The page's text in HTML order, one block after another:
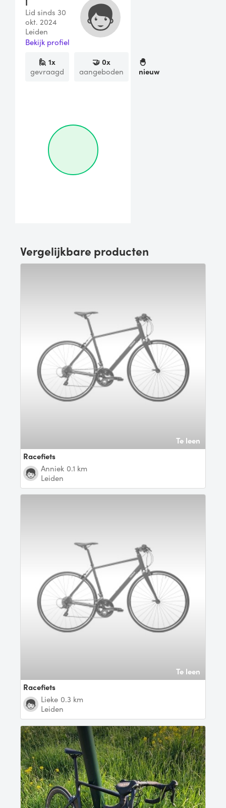
Lid sinds 30
okt. 2024
Leiden
Bekijk profiel
🙋 1x
gevraagd
🤝0x
aangeboden
🐣
nieuw
Vergelijkbare producten
Te leen
Racefiets
Anniek 0.1 km
Leiden
Te leen
Racefiets
Lieke 0.3 km
Leiden